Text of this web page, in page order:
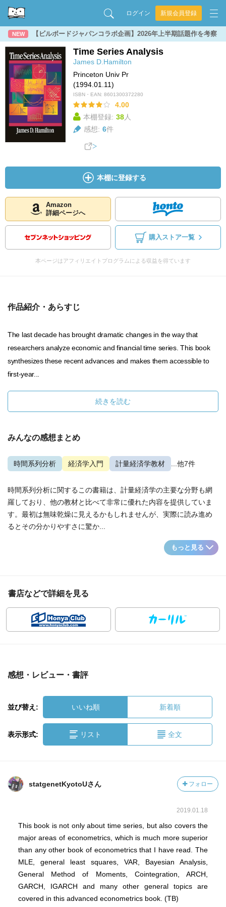
ログイン 新規会員登録
NEW 【ビルボードジャパンコラボ企画】2026年上半期話題作を考察
Time Series Analysis
James D.Hamilton
Princeton Univ Pr
(1994.01.11)
ISBN・EAN: 8601300372280
4.00
本棚登録: 38人
感想: 6件
本棚に登録する
Amazon
詳細ページへ
購入ストア一覧
本ページはアフィリエイトプログラムによる収益を得ています
作品紹介・あらすじ
The last decade has brought dramatic changes in the way that
researchers analyze economic and financial time series. This book
synthesizes these recent advances and makes them accessible to
first-year...
続きを読む
みんなの感想まとめ
時間系列分析 経済学入門 計量経済学教材 ...他7件
時間系列分析に関するこの書籍は、計量経済学の主要な分野も網
羅しており、他の教材と比べて非常に優れた内容を提供していま
す。最初は無味乾燥に見えるかもしれませんが、実際に読み進め
るとその分かりやすさに驚か...
もっと見る
書店などで詳細を見る
感想・レビュー・書評
並び替え: いいね順 新着順
表示形式: リスト 全文
statgenetKyotoUさん フォロー
2019.01.18
This book is not only about time series, but also covers the
major areas of econometrics, which is much more superior
than any other book of econometrics that I have read. The
MLE, general least squares, VAR, Bayesian Analysis,
General Method of Moments, Cointegration, ARCH,
GARCH, IGARCH and many other general topics are
covered in this advanced econometrics book. (TB)